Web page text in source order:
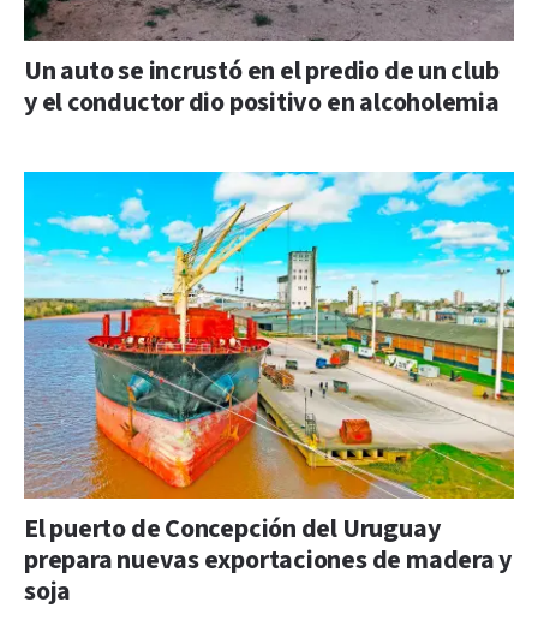
Un auto se incrustó en el predio de un club
y el conductor dio positivo en alcoholemia
El puerto de Concepción del Uruguay
prepara nuevas exportaciones de madera y
soja